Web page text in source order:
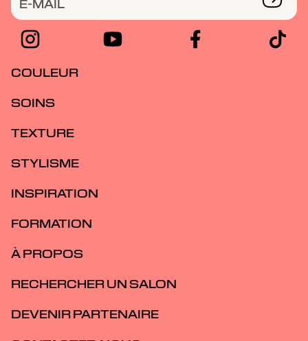
E-MAIL
COULEUR
SOINS
TEXTURE
STYLISME
INSPIRATION
FORMATION
À PROPOS
RECHERCHER UN SALON
DEVENIR PARTENAIRE